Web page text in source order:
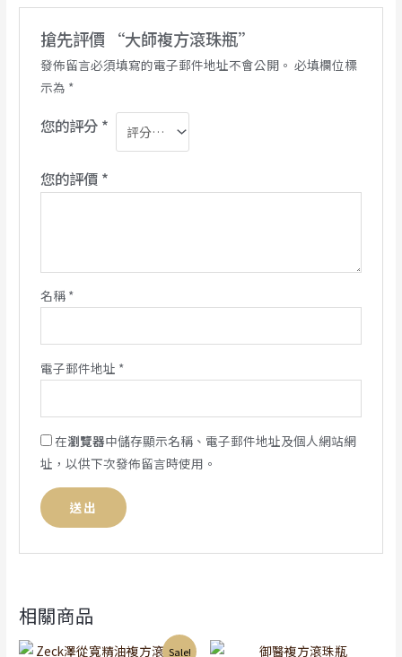
搶先評價 “大師複方滾珠瓶”
發佈留言必須填寫的電子郵件地址不會公開。 必填欄位標
示為 *
您的評分 *
您的評價 *
名稱 *
電子郵件地址 *
在瀏覽器中儲存顯示名稱、電子郵件地址及個人網站網
址，以供下次發佈留言時使用。
相關商品
Sale!